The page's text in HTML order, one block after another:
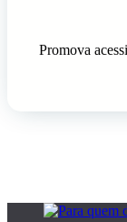
Promova